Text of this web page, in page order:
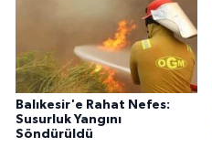
Balıkesir'e Rahat Nefes:
Susurluk Yangını
Söndürüldü